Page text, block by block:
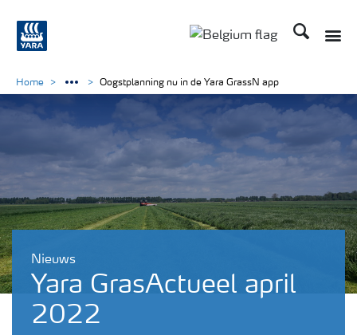
Zoek op
Nieuws
Yara GrasActueel april
2022
Home Oogstplanning nu in de Yara GrassN app